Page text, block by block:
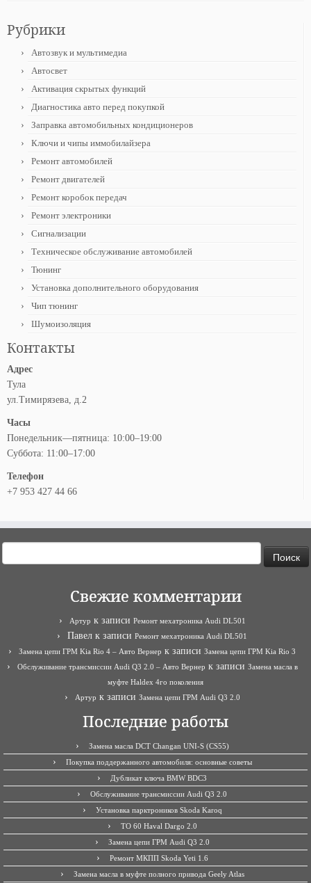
Рубрики
Автозвук и мультимедиа
Автосвет
Активация скрытых функций
Диагностика авто перед покупкой
Заправка автомобильных кондиционеров
Ключи и чипы иммобилайзера
Ремонт автомобилей
Ремонт двигателей
Ремонт коробок передач
Ремонт электроники
Сигнализации
Техническое обслуживание автомобилей
Тюнинг
Установка дополнительного оборудования
Чип тюнинг
Шумоизоляция
Контакты
Адрес
Тула
ул.Тимирязева, д.2
Часы
Понедельник—пятница: 10:00–19:00
Суббота: 11:00–17:00
Телефон
+7 953 427 44 66
Свежие комментарии
Артур к записи Ремонт мехатроника Audi DL501
Павел к записи Ремонт мехатроника Audi DL501
Замена цепи ГРМ Kia Rio 4 – Авто Вернер к записи Замена цепи ГРМ Kia Rio 3
Обслуживание трансмиссии Audi Q3 2.0 – Авто Вернер к записи Замена масла в
муфте Haldex 4го поколения
Артур к записи Замена цепи ГРМ Audi Q3 2.0
Последние работы
Замена масла DCT Changan UNI-S (CS55)
Покупка поддержанного автомобиля: основные советы
Дубликат ключа BMW BDC3
Обслуживание трансмиссии Audi Q3 2.0
Установка парктроников Skoda Karoq
ТО 60 Haval Dargo 2.0
Замена цепи ГРМ Audi Q3 2.0
Ремонт МКПП Skoda Yeti 1.6
Замена масла в муфте полного привода Geely Atlas